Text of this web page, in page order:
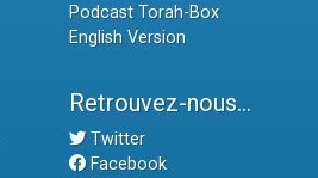
Podcast Torah-Box
English Version
Retrouvez-nous...
Twitter
Facebook